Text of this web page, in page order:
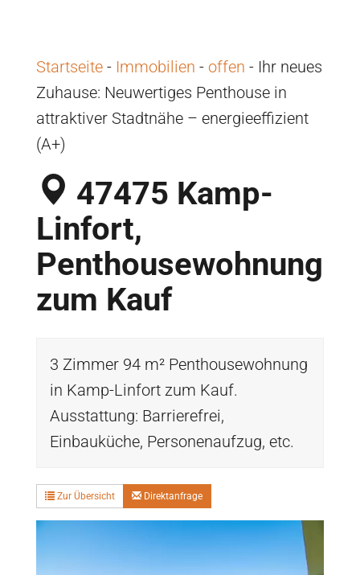
Startseite- Immobilien - offen - Ihr neues
Zuhause: Neuwertiges Penthouse in
attraktiver Stadtnähe – energieeffizient
(A+)
47475 Kamp-
Linfort,
Penthousewohnung
zum Kauf
3 Zimmer 94 m² Penthousewohnung
in Kamp-Linfort zum Kauf.
Ausstattung: Barrierefrei,
Einbauküche, Personenaufzug, etc.
Zur Übersicht Direktanfrage